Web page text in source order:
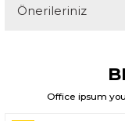
Önerileriniz
kullanarak tarafımıza
Görüş ve önerileriniz
Office ipsum